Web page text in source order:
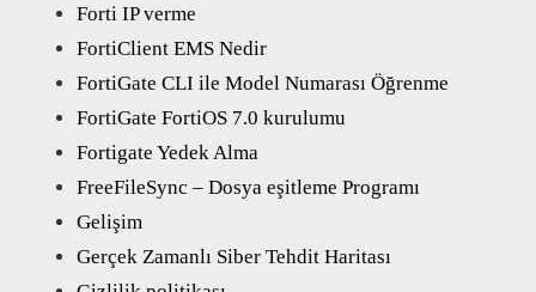
Forti IP verme
FortiClient EMS Nedir
FortiGate CLI ile Model Numarası Öğrenme
FortiGate FortiOS 7.0 kurulumu
Fortigate Yedek Alma
FreeFileSync – Dosya eşitleme Programı
Gelişim
Gerçek Zamanlı Siber Tehdit Haritası